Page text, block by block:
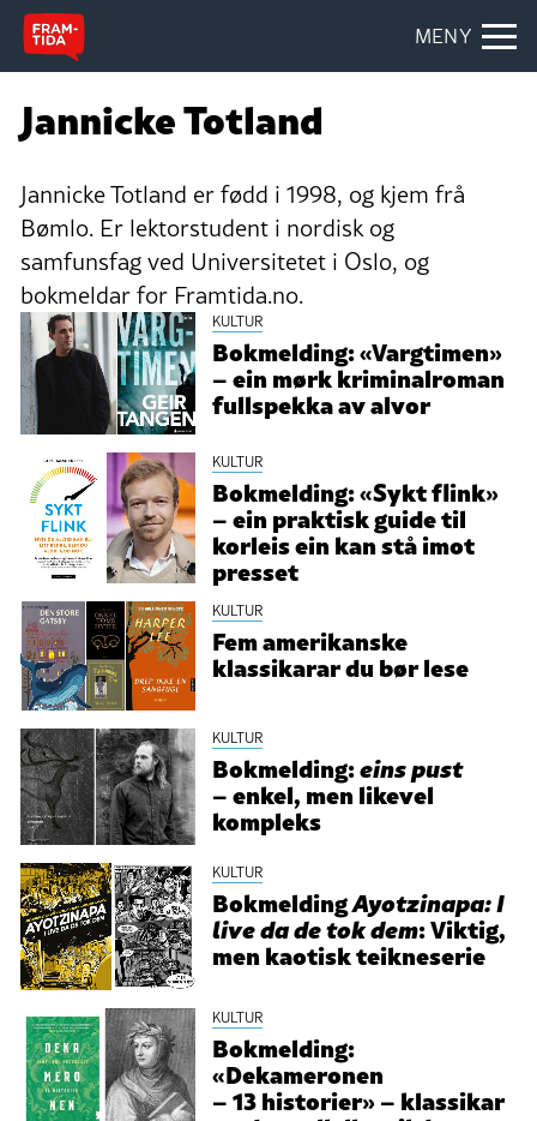
MENY
Jannicke Totland
Jannicke Totland er fødd i 1998, og kjem frå
Bømlo. Er lektorstudent i nordisk og
samfunsfag ved Universitetet i Oslo, og
bokmeldar for Framtida.no.
KULTUR
Bokmelding: «Vargtimen»
– ein mørk kriminalroman
fullspekka av alvor
KULTUR
Bokmelding: «Sykt flink»
– ein praktisk guide til
korleis ein kan stå imot
presset
KULTUR
Fem amerikanske
klassikarar du bør lese
KULTUR
Bokmelding:eins pust
– enkel, men likevel
kompleks
KULTUR
BokmeldingAyotzinapa: I
live da de tok dem: Viktig,
men kaotisk teikneserie
KULTUR
Bokmelding:
«Dekameronen
– 13 historier» – klassikar